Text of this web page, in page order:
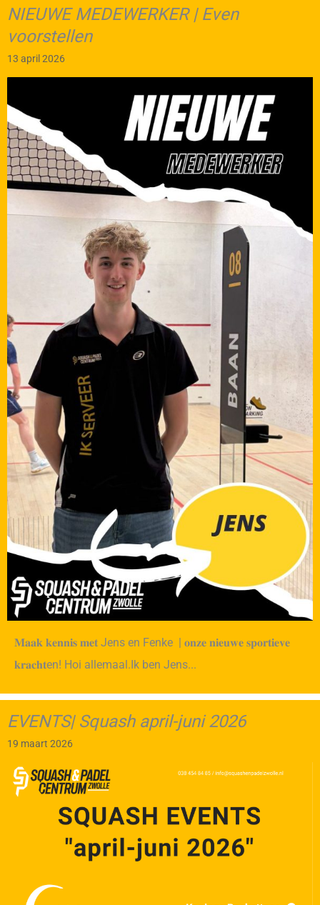
NIEUWE MEDEWERKER | Even
voorstellen
13 april 2026
𝐌𝐚𝐚𝐤 𝐤𝐞𝐧𝐧𝐢𝐬 𝐦𝐞𝐭 Jens en Fenke | 𝐨𝐧𝐳𝐞 𝐧𝐢𝐞𝐮𝐰𝐞 𝐬𝐩𝐨𝐫𝐭𝐢𝐞𝐯𝐞
𝐤𝐫𝐚𝐜𝐡𝐭en! Hoi allemaal.Ik ben Jens...
EVENTS| Squash april-juni 2026
19 maart 2026